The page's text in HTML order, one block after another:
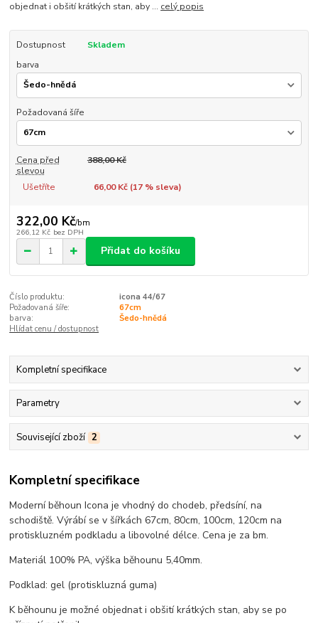
objednat i obšití krátkých stan, aby ... celý popis
Dostupnost
Skladem
barva
Požadovaná šíře
Cena před
slevou
388,00 Kč
Ušetříte 66,00 Kč (17% sleva)
322,00 Kč/bm
266,12 Kč bez DPH
Přidat do košíku
Číslo produktu:
icona 44/67
Požadovaná šíře:
67cm
barva:
Šedo-hnědá
Hlídat cenu / dostupnost
Kompletní specifikace
Parametry
Související zboží 2
Kompletní specifikace
Moderní běhoun Icona je vhodný do chodeb, předsíní, na
schodiště. Výrábí se v šířkách 67cm, 80cm, 100cm, 120cm na
protiskluzném podkladu a libovolné délce. Cena je za bm.
Materiál 100% PA, výška běhounu 5,40mm.
Podklad: gel (protiskluzná guma)
K běhounu je možné objednat i obšití krátkých stan, aby se po